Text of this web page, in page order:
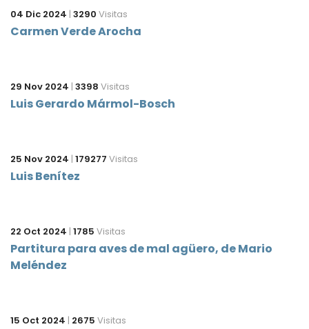
04 Dic 2024 | 3290 Visitas
Carmen Verde Arocha
29 Nov 2024 | 3398 Visitas
Luis Gerardo Mármol-Bosch
25 Nov 2024 | 179277 Visitas
Luis Benítez
22 Oct 2024 | 1785 Visitas
Partitura para aves de mal agüero, de Mario
Meléndez
15 Oct 2024 | 2675 Visitas